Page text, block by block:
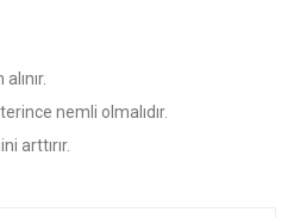
nemli olmalıdır.
arttırır.